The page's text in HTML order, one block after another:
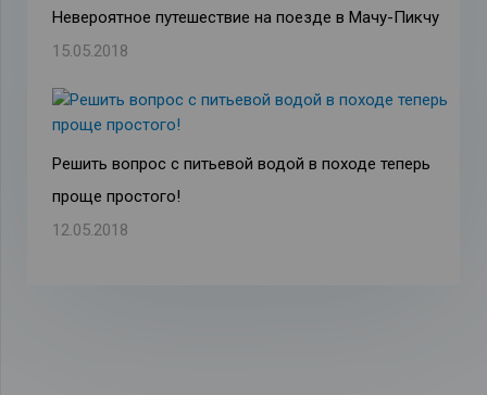
Невероятное путешествие на поезде в Мачу-Пикчу
15.05.2018
Решить вопрос с питьевой водой в походе теперь
проще простого!
12.05.2018